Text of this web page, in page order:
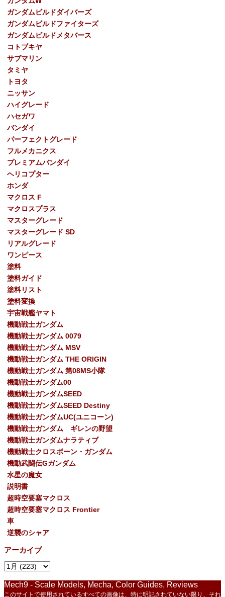
ガンダムビルドダイバーズ
ガンダムビルドファイターズ
ガンダムビルドメタバース
コトブキヤ
サブマリン
タミヤ
トヨタ
ニッサン
ハイグレード
ハセガワ
バンダイ
パーフェクトグレード
フルメカニクス
プレミアムバンダイ
ヘリコプター
ホンダ
マクロス F
マクロスプラス
マスターグレード
マスターグレード SD
リアルグレード
ワンピース
塗料
塗料ガイド
塗料リスト
塗料変換
宇宙戦艦ヤマト
機動戦士ガンダム
機動戦士ガンダム 0079
機動戦士ガンダム MSV
機動戦士ガンダム THE ORIGIN
機動戦士ガンダム 第08MS小隊
機動戦士ガンダム00
機動戦士ガンダムSEED
機動戦士ガンダムSEED Destiny
機動戦士ガンダムUC(ユニコーン)
機動戦士ガンダム ギレンの野望
機動戦士ガンダムナラティブ
機動戦士クロスボーン・ガンダム
機動武闘伝Gガンダム
水星の魔女
説明書
超時空要塞マクロス
超時空要塞マクロス Frontier
車
逆襲のシャア
アーカイブ
Mech9 - Scale Models, Mecha, Color Guides, Reviews
このサイトで使用されているすべての画像は、特に明記されていない限り、それ